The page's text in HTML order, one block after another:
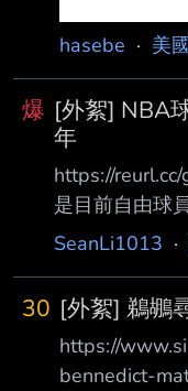
hasebe · 美
爆 [外絮] NBA
年
https://
是目前自由球
非所有人都認
密熱火隊可能
NBA 球探在
毫不保留地表
百萬年，我也
SeanLi1013 ·
30 [外絮] 鵜鶘
https://
bennedict-